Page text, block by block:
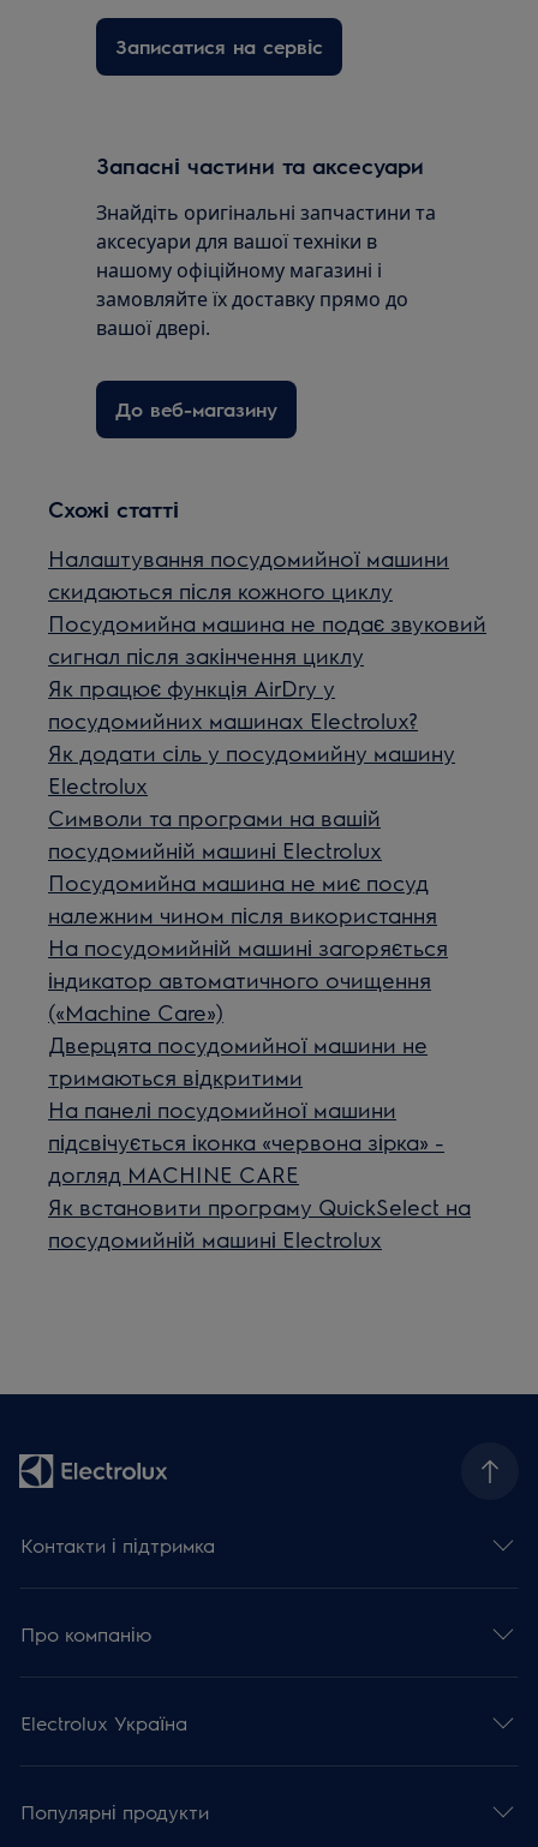
Записатися на сервіс
Запасні частини та аксесуари
Знайдіть оригінальні запчастини та
аксесуари для вашої техніки в
нашому офіційному магазині і
замовляйте їх доставку прямо до
вашої двері.
До веб-магазину
Схожі статті
Налаштування посудомийної машини
скидаються після кожного циклу
Посудомийна машина не подає звуковий
сигнал після закінчення циклу
Як працює функція AirDry у
посудомийних машинах Electrolux?
Як додати сіль у посудомийну машину
Electrolux
Символи та програми на вашій
посудомийній машині Electrolux
Посудомийна машина не миє посуд
належним чином після використання
На посудомийній машині загоряється
індикатор автоматичного очищення
(«Machine Care»)
Дверцята посудомийної машини не
тримаються відкритими
На панелі посудомийної машини
підсвічується іконка «червона зірка» -
догляд MACHINE CARE
Як встановити програму QuickSelect на
посудомийній машині Electrolux
Контакти і підтримка
Про компанію
Electrolux Україна
Популярні продукти